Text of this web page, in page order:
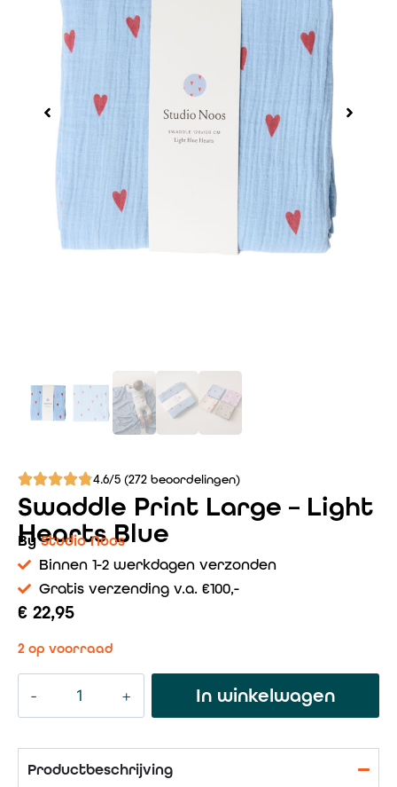
4.6/5 (272 beoordelingen)
Swaddle Print Large – Light
Hearts Blue
ByStudio Noos
Binnen 1-2 werkdagen verzonden
Gratis verzending v.a. €100,-
€ 22,95
2 op voorraad
In winkelwagen
Productbeschrijving